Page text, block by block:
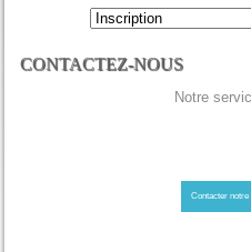
CONTACTEZ-NOUS
Notre
Contacter